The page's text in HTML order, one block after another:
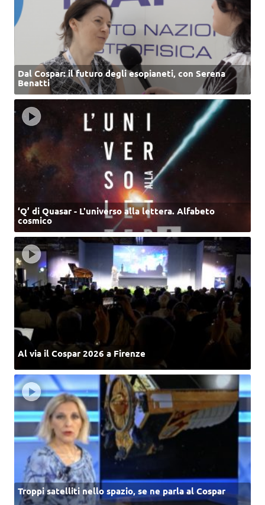
Dal Cospar: il futuro degli esopianeti, con Serena
Benatti
‘Q’ di Quasar - L'universo alla lettera. Alfabeto
cosmico
Al via il Cospar 2026 a Firenze
Troppi satelliti nello spazio, se ne parla al Cospar